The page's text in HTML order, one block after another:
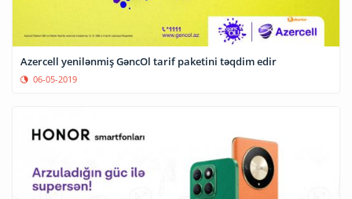
Azercell yenilənmiş GəncOl tarif paketini təqdim edir
06-05-2019